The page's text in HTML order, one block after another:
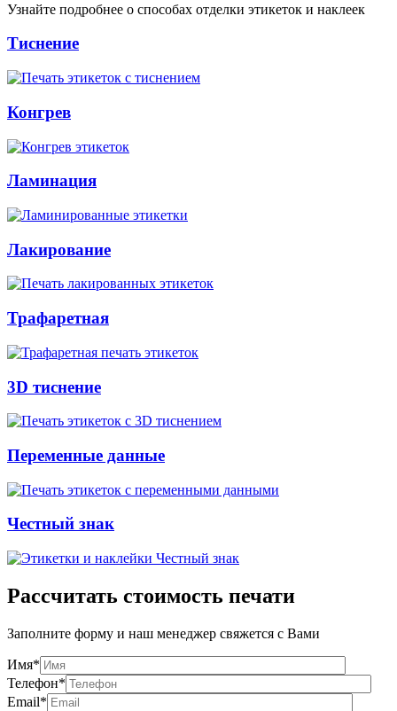
Узнайте подробнее о способах отделки этикеток и наклеек
Тиснение
Конгрев
Ламинация
Лакирование
Трафаретная
3D тиснение
Переменные данные
Честный знак
Рассчитать стоимость печати
Заполните форму и наш менеджер свяжется с Вами
Имя*
Телефон*
Email*